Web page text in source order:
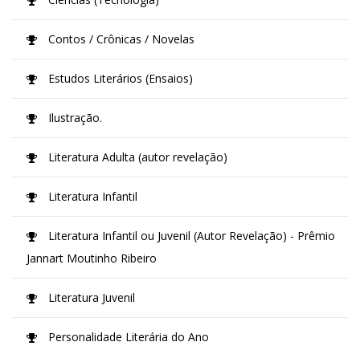
Contos / Crônicas / Novelas
Estudos Literários (Ensaios)
Ilustração.
Literatura Adulta (autor revelação)
Literatura Infantil
Literatura Infantil ou Juvenil (Autor Revelação) - Prêmio
Jannart Moutinho Ribeiro
Literatura Juvenil
Personalidade Literária do Ano